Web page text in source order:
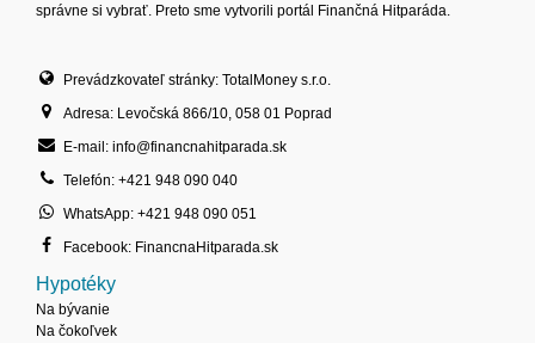
správne si vybrať. Preto sme vytvorili portál Finančná Hitparáda.
Prevádzkovateľ stránky: TotalMoney s.r.o.
Adresa: Levočská 866/10, 058 01 Poprad
E-mail: info@financnahitparada.sk
Telefón: +421 948 090 040
WhatsApp: +421 948 090 051
Facebook: FinancnaHitparada.sk
Hypotéky
Na bývanie
Na čokoľvek